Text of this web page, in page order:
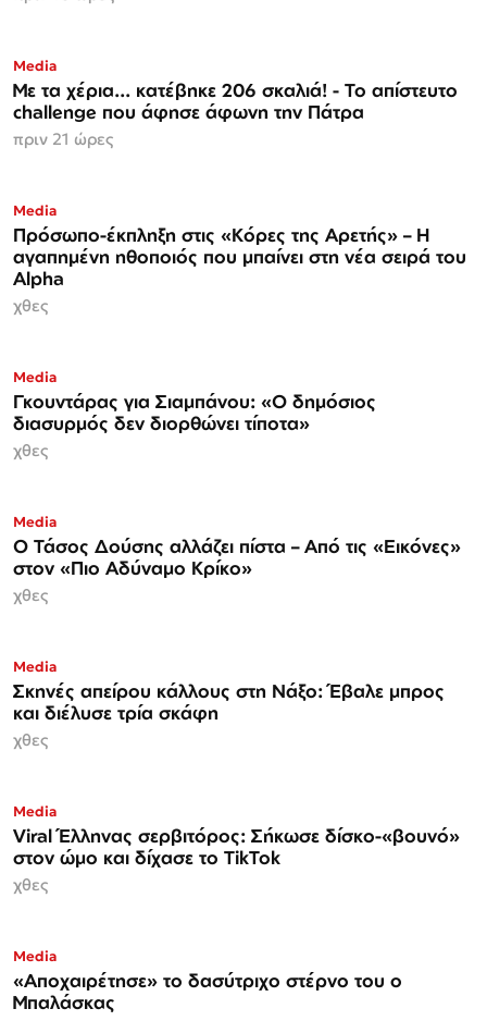
Media
Με τα χέρια... κατέβηκε 206 σκαλιά! - Το απίστευτο
challenge που άφησε άφωνη την Πάτρα
πριν 21 ώρες
Media
Πρόσωπο-έκπληξη στις «Κόρες της Αρετής» – Η
αγαπημένη ηθοποιός που μπαίνει στη νέα σειρά του
Alpha
χθες
Media
Γκουντάρας για Σιαμπάνου: «Ο δημόσιος
διασυρμός δεν διορθώνει τίποτα»
χθες
Media
Ο Τάσος Δούσης αλλάζει πίστα – Από τις «Εικόνες»
στον «Πιο Αδύναμο Κρίκο»
χθες
Media
Σκηνές απείρου κάλλους στη Νάξο: Έβαλε μπρος
και διέλυσε τρία σκάφη
χθες
Media
Viral Έλληνας σερβιτόρος: Σήκωσε δίσκο-«βουνό»
στον ώμο και δίχασε το TikTok
χθες
Media
«Αποχαιρέτησε» το δασύτριχο στέρνο του ο
Μπαλάσκας